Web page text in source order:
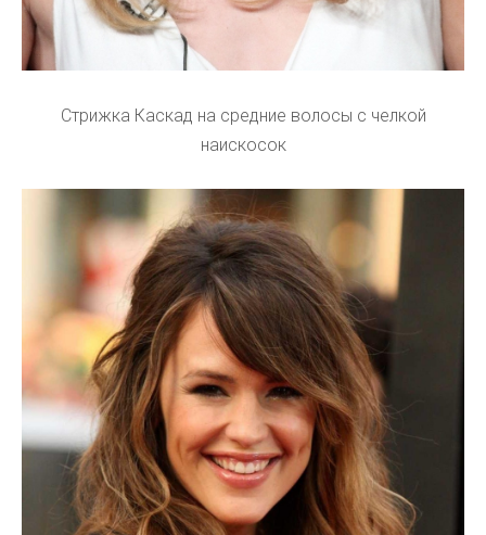
Стрижка Каскад на средние волосы с челкой
наискосок